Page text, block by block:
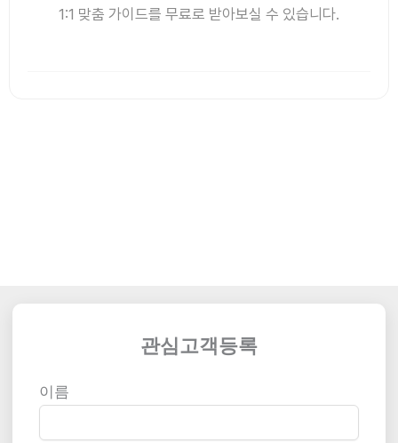
1:1 맞춤 가이드를 무료로 받아보실 수 있습니다.
관심고객등록
이름